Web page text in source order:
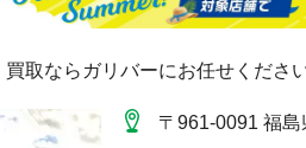
※
取ならガリバーにお任せください
〒961-0091 福島